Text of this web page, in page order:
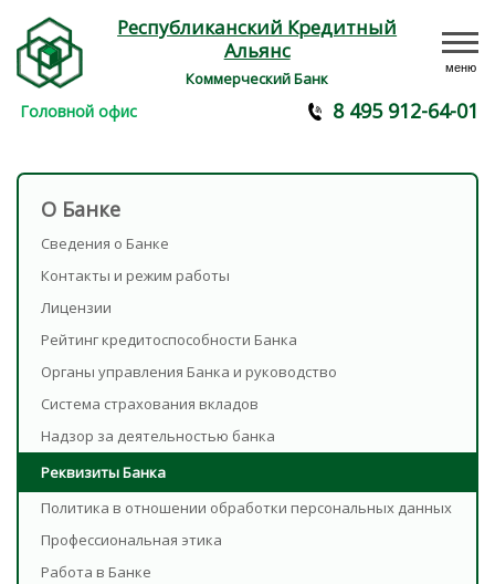
Республиканский Кредитный
Альянс
Коммерческий Банк
меню
Головной офис 8 495 912-64-01
О Банке
Сведения о Банке
Контакты и режим работы
Лицензии
Рейтинг кредитоспособности Банка
Органы управления Банка и руководство
Система страхования вкладов
Надзор за деятельностью банка
Реквизиты Банка
Политика в отношении обработки персональных данных
Профессиональная этика
Работа в Банке